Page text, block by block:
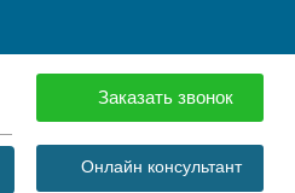
Заказать звонок
Онлайн консультант